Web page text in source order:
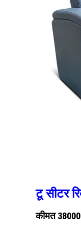
टू सीटर
कीमत